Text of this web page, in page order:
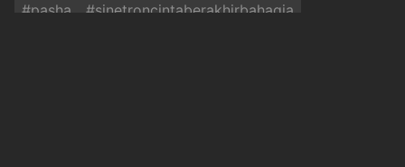
#pasha #sinetroncintaberakhirbahagia